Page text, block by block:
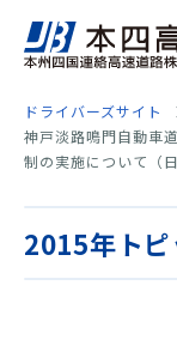
ドライバーズサイト
神戸淡路鳴門自動車
制の実施について（日
2015年トピ